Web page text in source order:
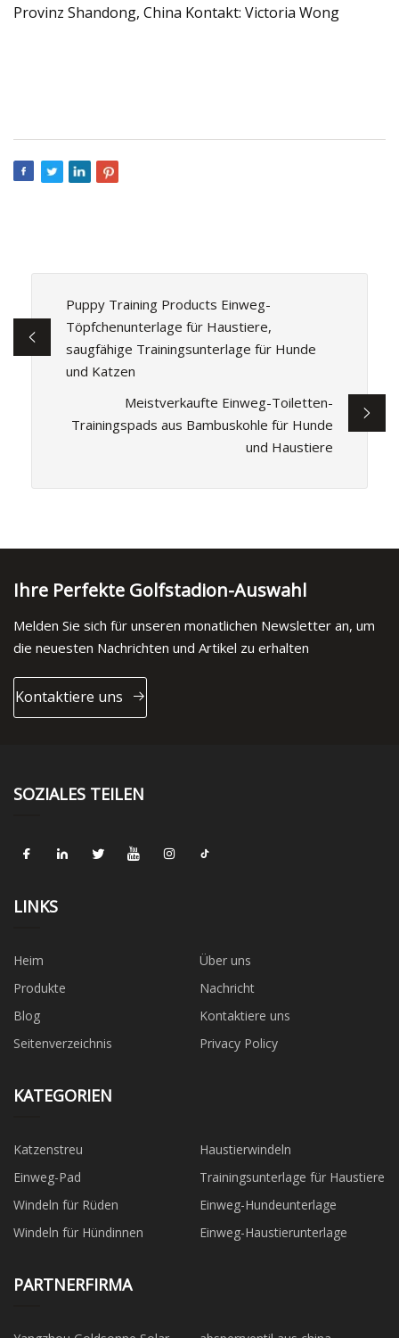
Provinz Shandong, China Kontakt: Victoria Wong
Puppy Training Products Einweg-
Töpfchenunterlage für Haustiere,
saugfähige Trainingsunterlage für Hunde
und Katzen
Meistverkaufte Einweg-Toiletten-
Trainingspads aus Bambuskohle für Hunde
und Haustiere
Ihre Perfekte Golfstadion-Auswahl
Melden Sie sich für unseren monatlichen Newsletter an, um
die neuesten Nachrichten und Artikel zu erhalten
Kontaktiere uns
SOZIALES TEILEN
LINKS
Heim
Über uns
Produkte
Nachricht
Blog
Kontaktiere uns
Seitenverzeichnis
Privacy Policy
KATEGORIEN
Katzenstreu
Haustierwindeln
Einweg-Pad
Trainingsunterlage für Haustiere
Windeln für Rüden
Einweg-Hundeunterlage
Windeln für Hündinnen
Einweg-Haustierunterlage
PARTNERFIRMA